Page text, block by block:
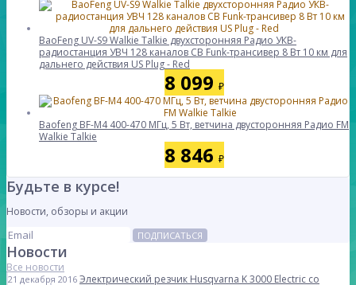
BaoFeng UV-S9 Walkie Talkie двухсторонняя Радио УКВ-
радиостанция УВЧ 128 каналов CB Funk-трансивер 8 Вт 10 км для
дальнего действия US Plug - Red
8 099 ₽
Baofeng BF-M4 400-470 МГц, 5 Вт, ветчина двусторонняя Радио FM
Walkie Talkie
8 846 ₽
Будьте в курсе!
Новости, обзоры и акции
ПОДПИСАТЬСЯ
Новости
Все новости
21 декабря 2016 Электрический резчик Husqvarna K 3000 Electric со